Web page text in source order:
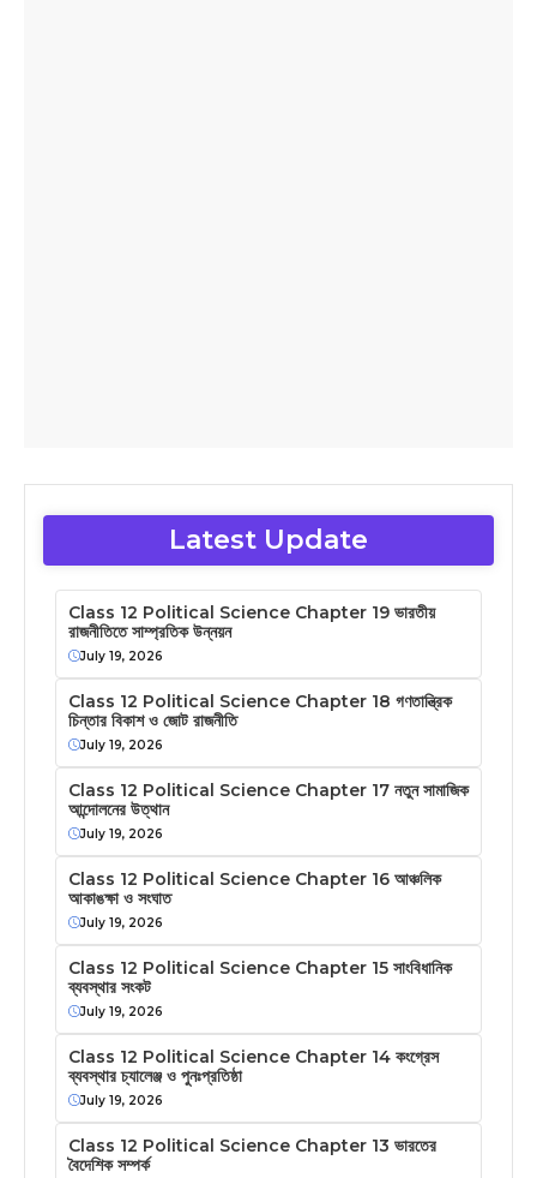
Latest Update
Class 12 Political Science Chapter 19 ভারতীয়
রাজনীতিতে সাম্প্রতিক উন্নয়ন
July 19, 2026
Class 12 Political Science Chapter 18 গণতান্ত্রিক
চিন্তার বিকাশ ও জোট রাজনীতি
July 19, 2026
Class 12 Political Science Chapter 17 নতুন সামাজিক
আন্দোলনের উত্থান
July 19, 2026
Class 12 Political Science Chapter 16 আঞ্চলিক
আকাঙক্ষা ও সংঘাত
July 19, 2026
Class 12 Political Science Chapter 15 সাংবিধানিক
ব্যবস্থার সংকট
July 19, 2026
Class 12 Political Science Chapter 14 কংগ্রেস
ব্যবস্থার চ্যালেঞ্জ ও পুনঃপ্রতিষ্ঠা
July 19, 2026
Class 12 Political Science Chapter 13 ভারতের
বৈদেশিক সম্পর্ক